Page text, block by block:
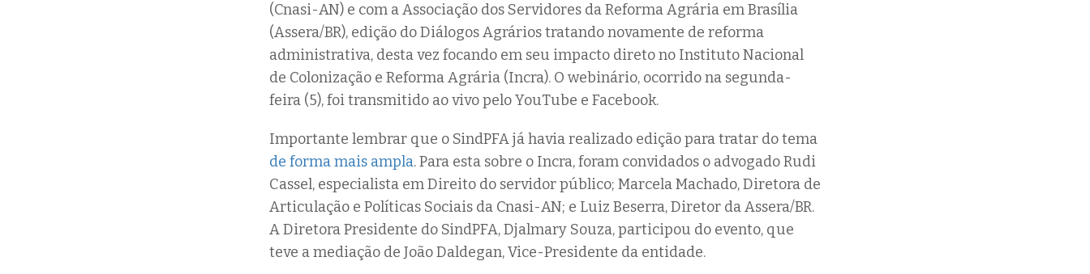
(Cnasi-AN) e com a Associação dos Servidores da Reforma Agrária em Brasília
(Assera/BR), edição do Diálogos Agrários tratando novamente de reforma
administrativa, desta vez focando em seu impacto direto no Instituto Nacional
de Colonização e Reforma Agrária (Incra). O webinário, ocorrido na segunda-
feira (5), foi transmitido ao vivo pelo YouTube e Facebook.
Importante lembrar que o SindPFA já havia realizado edição para tratar do tema
de forma mais ampla. Para esta sobre o Incra, foram convidados o advogado Rudi
Cassel, especialista em Direito do servidor público; Marcela Machado, Diretora de
Articulação e Políticas Sociais da Cnasi-AN; e Luiz Beserra, Diretor da Assera/BR.
A Diretora Presidente do SindPFA, Djalmary Souza, participou do evento, que
teve a mediação de João Daldegan, Vice-Presidente da entidade.